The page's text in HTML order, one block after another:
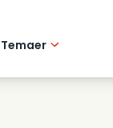
Temaer